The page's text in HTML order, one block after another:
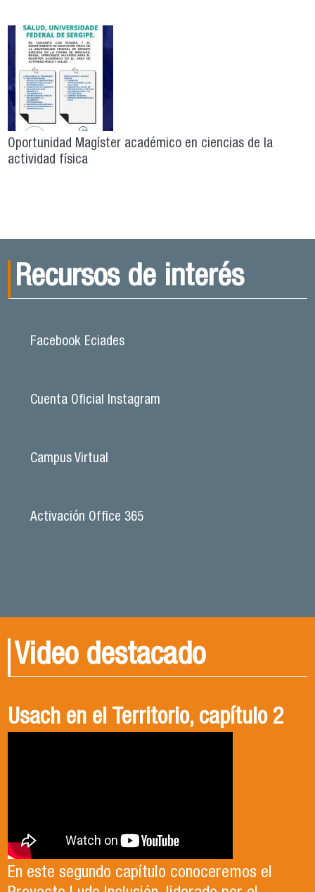
Oportunidad Magíster académico en ciencias de la
actividad física
Recursos de interés
Facebook Eciades
Cuenta Oficial Instagram
Campus Virtual
Activación Office 365
Video destacado
Gala Deportiva Usach 2025
El 15 de enero, el Departamento de Gestión
Usach en el Territorio, capítulo 2
En este segundo capítulo conoceremos el
Candidatura Director de Escuela